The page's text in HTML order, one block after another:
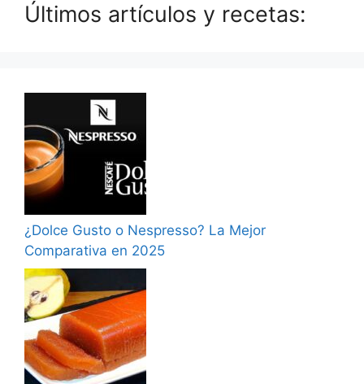
Últimos artículos y recetas:
¿Dolce Gusto o Nespresso? La Mejor
Comparativa en 2025